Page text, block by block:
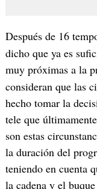
Después de 16
dicho que ya es
muy próximas a la
consideran que las
hecho tomar la
tele que
son estas
la duración del
teniendo en cuenta
la cadena y el